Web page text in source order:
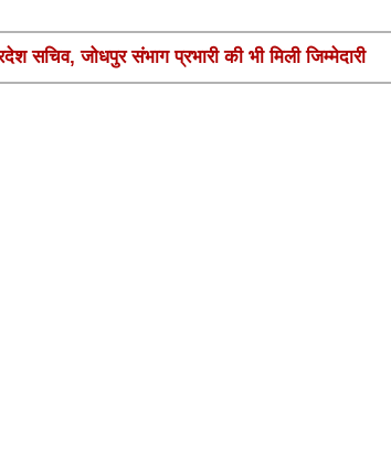
सचिव, जोधपुर संभाग प्रभारी की भी मिली जिम्मेदारी